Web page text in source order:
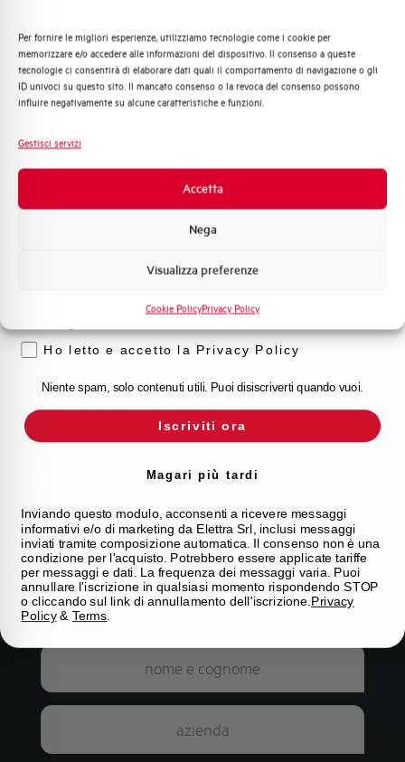
Per fornire le migliori esperienze, utilizziamo tecnologie come i cookie per
memorizzare e/o accedere alle informazioni del dispositivo. Il consenso a queste
tecnologie ci consentirà di elaborare dati quali il comportamento di navigazione o gli
ID univoci su questo sito. Il mancato consenso o la revoca del consenso possono
influire negativamente su alcune caratteristiche e funzioni.
Gestisci servizi
Accetta
Nega
Visualizza preferenze
Cookie PolicyPrivacy Policy
Consulta le nostre domande frequenti per trovare
risposte immediate su prodotti, servizi e procedure. Ti
offriamo il supporto che stavi cercando.
Contattaci per
maggiori
informazioni
QUALSIASI RICHIESTA
Se hai domande sui nostri prodotti o
desideri maggiori informazioni sui nostri
servizi, compila il modulo sottostante e il
nostro team ti risponderà il prima
possibile.
Quali argomenti ti interessano di più?
Distribuzione di Energia
Automazione Industriale
Sistema Quadri
Promozioni e offerte
Formazione tecnica
Voglio ricevere aggiornamenti, novità di
Ho letto e accetto la Privacy Policy
Niente spam, solo contenuti utili. Puoi disiscriverti quando vuoi.
Iscriviti ora
Magari più tardi
Inviando questo modulo, acconsenti a ricevere messaggi
informativi e/o di marketing da Elettra Srl, inclusi messaggi
inviati tramite composizione automatica. Il consenso non è una
condizione per l'acquisto. Potrebbero essere applicate tariffe
per messaggi e dati. La frequenza dei messaggi varia. Puoi
annullare l'iscrizione in qualsiasi momento rispondendo STOP
o cliccando sul link di annullamento dell'iscrizione. Privacy
Policy& Terms